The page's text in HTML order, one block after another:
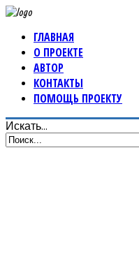
ГЛАВНАЯ
О ПРОЕКТЕ
АВТОР
КОНТАКТЫ
ПОМОЩЬ ПРОЕКТУ
Искать...